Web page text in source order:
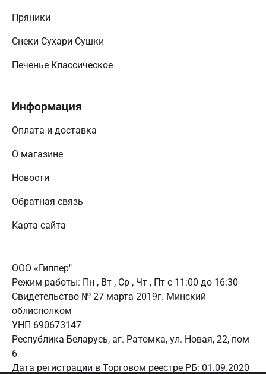
Пряники
Снеки Сухари Сушки
Печенье Классическое
Информация
Оплата и доставка
О магазине
Новости
Обратная связь
Карта сайта
ООО «Гиппер"
Режим работы: Пн , Вт , Ср , Чт , Пт c 11:00 до 16:30
Свидетельство № 27 марта 2019г. Минский
облисполком
УНП 690673147
Республика Беларусь, аг. Ратомка, ул. Новая, 22, пом
6
Дата регистрации в Торговом реестре РБ: 01.09.2020